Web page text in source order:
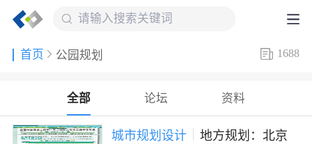
首页 公园规划 1688
全部 论坛 资料
城市规划设计
地方规划：北京